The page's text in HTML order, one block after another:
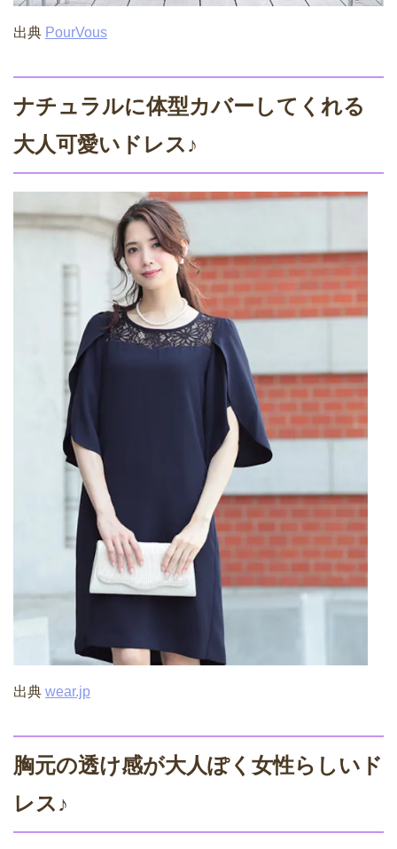
出典 PourVous
ナチュラルに体型カバーしてくれる
大人可愛いドレス♪
出典 wear.jp
胸元の透け感が大人ぽく女性らしいド
レス♪